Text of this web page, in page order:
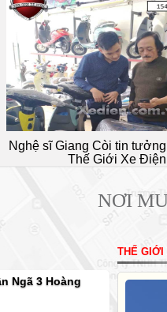
tưởng sản phẩm tại
Xe Điện
NƠI
Ngã 3 Hoàng
THẾ GIỚI